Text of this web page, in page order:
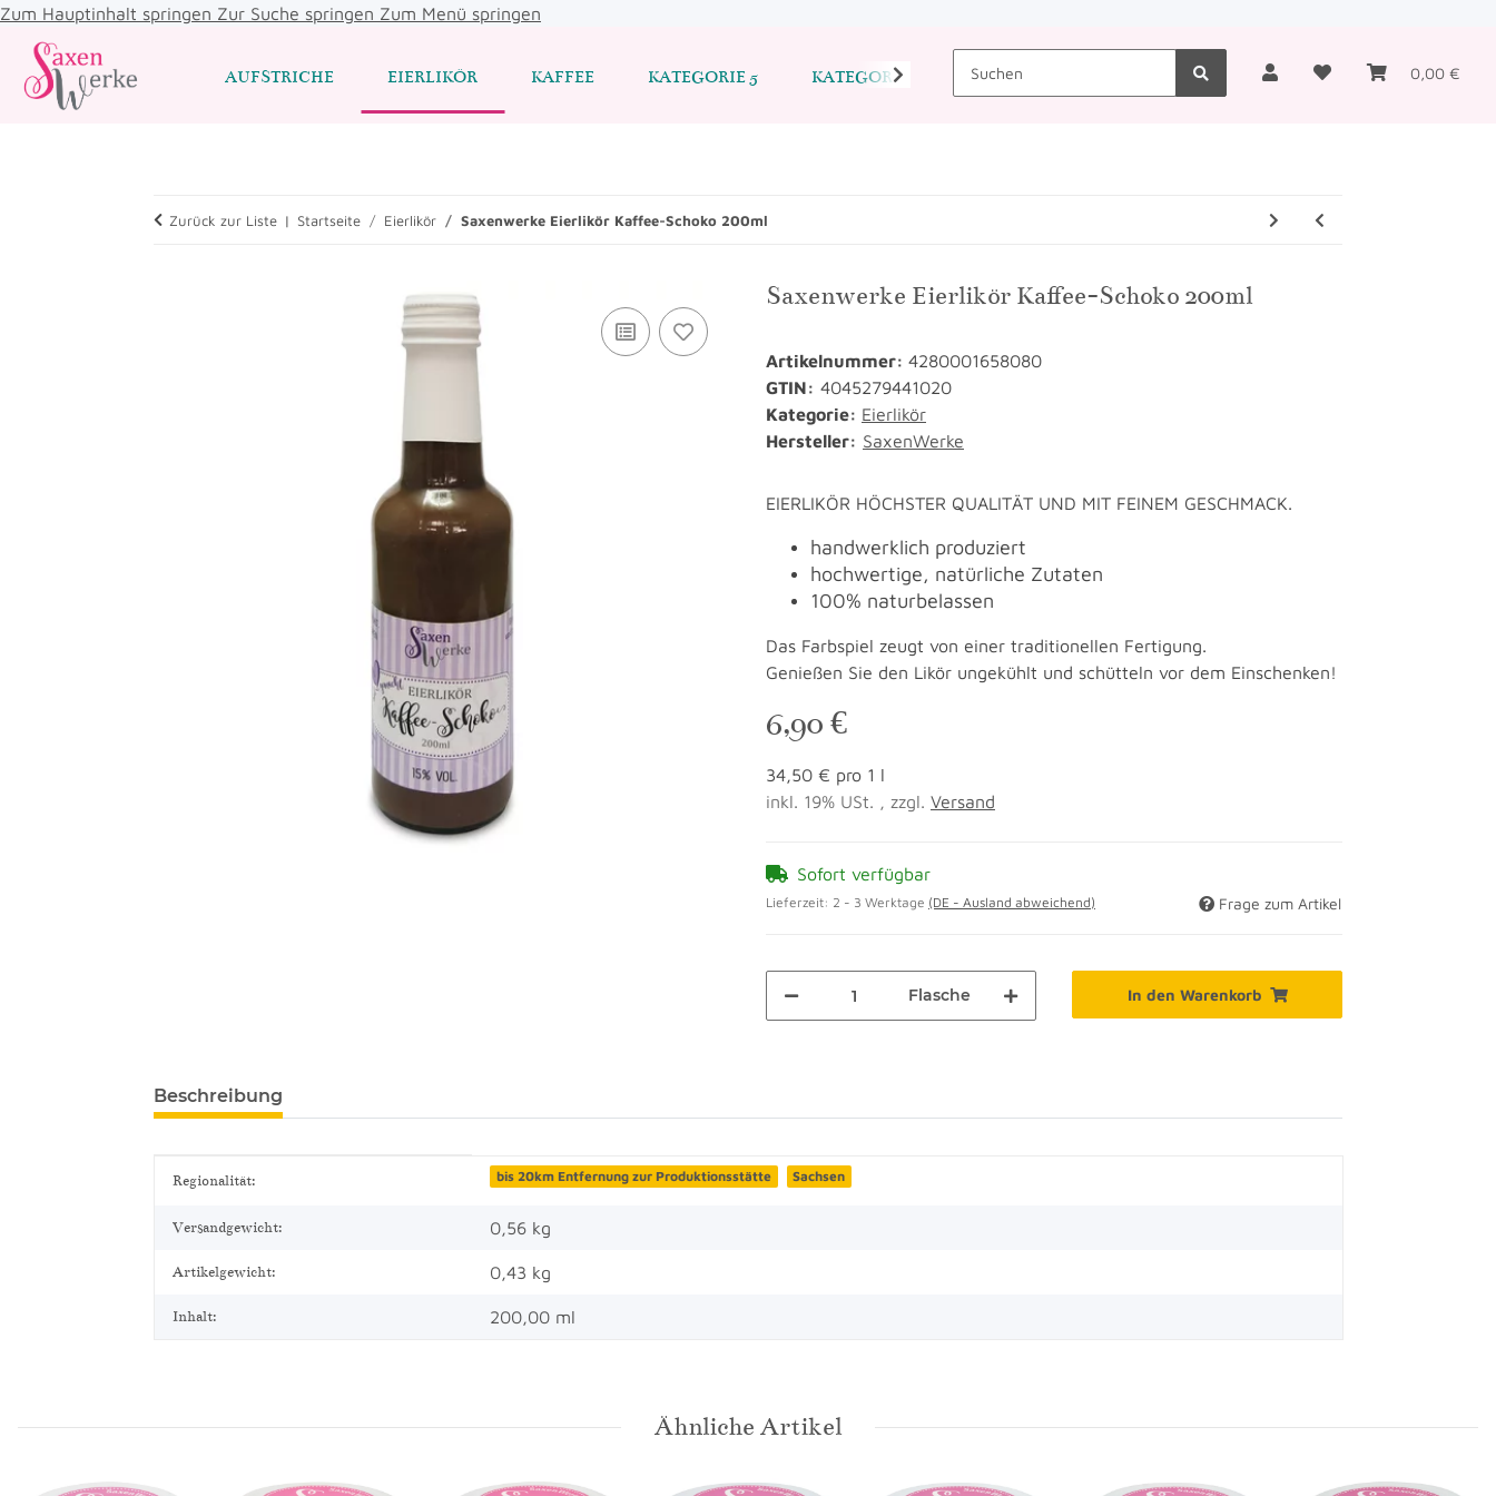
Zum Hauptinhalt springen Zur Suche springen Zum Menü springen
0,00 €
AUFSTRICHE EIERLIKÖR KAFFEE KATEGORIE 5 KATEGORIE 6 KATEGORIE 7 KATEGORIE 8 PASTA
Zurück zur Liste Startseite Eierlikör Saxenwerke Eierlikör Kaffee-Schoko 200ml
Saxenwerke Eierlikör Kaffee-Schoko 200ml
Artikelnummer: 4280001658080
GTIN: 4045279441020
Kategorie: Eierlikör
Hersteller: SaxenWerke
EIERLIKÖR HÖCHSTER QUALITÄT UND MIT FEINEM GESCHMACK.
handwerklich produziert
hochwertige, natürliche Zutaten
100% naturbelassen
Das Farbspiel zeugt von einer traditionellen Fertigung.
Genießen Sie den Likör ungekühlt und schütteln vor dem Einschenken!
6,90 €
34,50 € pro 1 l
inkl. 19% USt. , zzgl. Versand
Sofort verfügbar
Lieferzeit: 2 - 3 Werktage (DE - Ausland abweichend) Frage zum Artikel
Flasche In den Warenkorb
Beschreibung
Produkteigenschaft
Wert
Regionalität: bis 20km Entfernung zur Produktionsstätte Sachsen
Versandgewicht: 0,56 kg
Artikelgewicht: 0,43 kg
Inhalt: 200,00 ml
Ähnliche Artikel